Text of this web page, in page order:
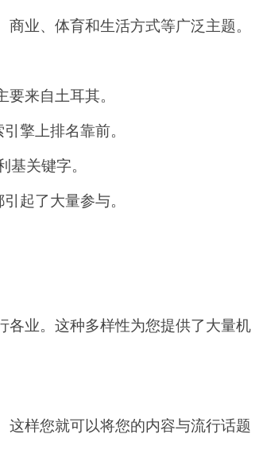
业、体育和生活方式等广泛主题。
要来自土耳其。
引擎上排名靠前。
关键字。
起了大量参与。
各业。这种多样性为您提供了大量机
这样您就可以将您的内容与流行话题